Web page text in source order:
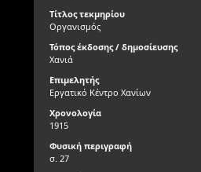
Τίτλος τεκμηρίου
Οργανισμός
Τόπος έκδοσης / δημοσίευσης
Χανιά
Επιμελητής
Εργατικό Κέντρο Χανίων
Χρονολογία
1915
Φυσική περιγραφή
σ. 27